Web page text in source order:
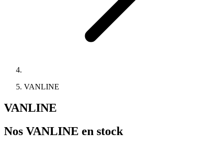
VANLINE
VANLINE
Nos VANLINE en stock